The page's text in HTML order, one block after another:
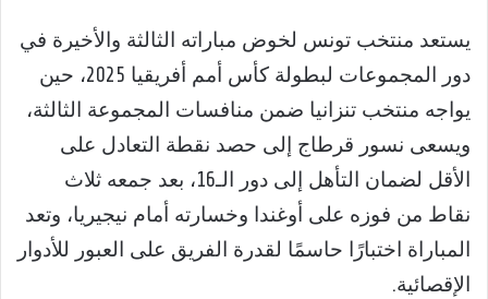
يستعد منتخب تونس لخوض مباراته الثالثة والأخيرة في
دور المجموعات لبطولة كأس أمم أفريقيا 2025، حين
يواجه منتخب تنزانيا ضمن منافسات المجموعة الثالثة،
ويسعى نسور قرطاج إلى حصد نقطة التعادل على
الأقل لضمان التأهل إلى دور الـ16، بعد جمعه ثلاث
نقاط من فوزه على أوغندا وخسارته أمام نيجيريا، وتعد
المباراة اختبارًا حاسمًا لقدرة الفريق على العبور للأدوار
الإقصائية.